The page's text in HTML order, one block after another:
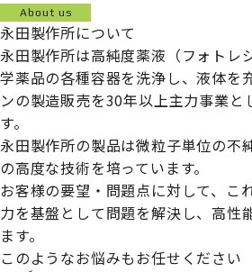
About us
永田製作所について
永田製作所は高純度薬液（フォトレ
学薬品の各種容器を洗浄し、液体を
ンの製造販売を30年以上主力事業と
す。
永田製作所の製品は微粒子単位の不
の高度な技術を培っています。
お客様の要望・問題点に対して、こ
力を基盤として問題を解決し、高性
ます。
このようなお悩みもお任せください